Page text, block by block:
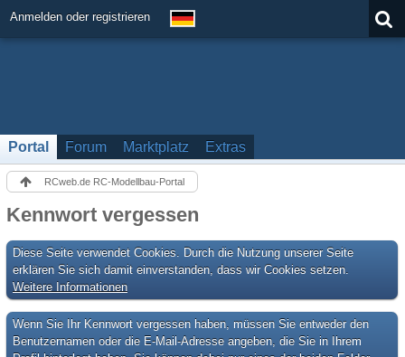
Anmelden oder registrieren
Portal Forum Marktplatz Extras
RCweb.de RC-Modellbau-Portal
Kennwort vergessen
Diese Seite verwendet Cookies. Durch die Nutzung unserer Seite
erklären Sie sich damit einverstanden, dass wir Cookies setzen.
Weitere Informationen
Wenn Sie Ihr Kennwort vergessen haben, müssen Sie entweder den
Benutzernamen oder die E-Mail-Adresse angeben, die Sie in Ihrem